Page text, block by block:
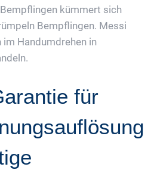
kümmert sich
Bempflingen. Messi
im Handumdrehen in
für